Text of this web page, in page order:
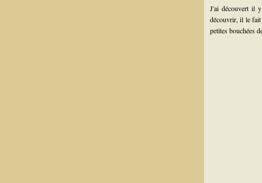
J'ai découvert il
découvrir, il le fait
petites bouchées